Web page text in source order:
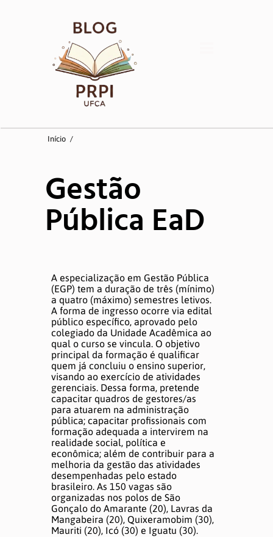
Pesquisa
Pós-Graduação
Editoração e Apoio à Publicação
Núcleos
Gestão
Dados
Divulgação Científica
Inovação Tecnológica
Apoio aos Periódicos
Sobre
Início /
Gestão
Pública EaD
A especialização em Gestão Pública
(EGP) tem a duração de três (mínimo)
a quatro (máximo) semestres letivos.
A forma de ingresso ocorre via edital
público específico, aprovado pelo
colegiado da Unidade Acadêmica ao
qual o curso se vincula. O objetivo
principal da formação é qualificar
quem já concluiu o ensino superior,
visando ao exercício de atividades
gerenciais. Dessa forma, pretende
capacitar quadros de gestores/as
para atuarem na administração
pública; capacitar profissionais com
formação adequada a intervirem na
realidade social, política e
econômica; além de contribuir para a
melhoria da gestão das atividades
desempenhadas pelo estado
brasileiro. As 150 vagas são
organizadas nos polos de São
Gonçalo do Amarante (20), Lavras da
Mangabeira (20), Quixeramobim (30),
Mauriti (20), Icó (30) e Iguatu (30).